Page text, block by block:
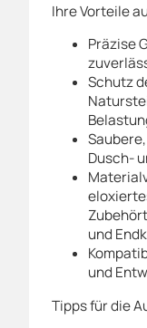
Ihre Vorteile
Präzise
Schutz
Dusch-
und
und
Tipps für die